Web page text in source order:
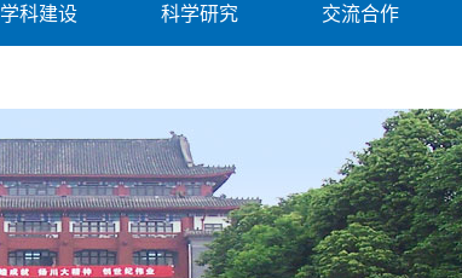
学科建设 科学研究 交流合作